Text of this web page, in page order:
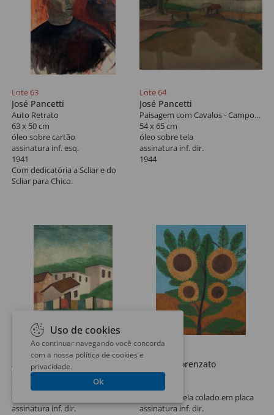
Lote 63
José Pancetti
Auto Retrato
63 x 50 cm
óleo sobre cartão
assinatura inf. esq.
1941
Com dedicatória a Scliar e do
Scliar para Chico.
Lote 64
José Pancetti
Paisagem com Cavalos - Campos do Jordão
54 x 65 cm
óleo sobre tela
assinatura inf. dir.
1944
Lote 65
Amadeo Lorenzato
Cesário
30 x 22 cm
óleo sobre placa
assinatura inf. dir.
Lote 66
Amadeo Lorenzato
Girassol
60 x 50 cm
óleo sobre tela colado em placa
assinatura inf. dir.
Uso de cookies
Ao continuar navegando você concorda
com a nossa política de cookies e
privacidade.
Ok